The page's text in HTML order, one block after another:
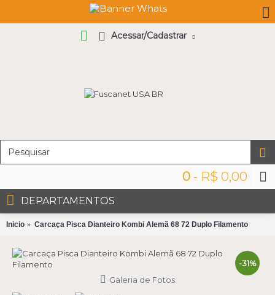
Acessar/Cadastrar
0 - R$ 0,00
DEPARTAMENTOS
Inicio Carcaça Pisca Dianteiro Kombi Alemã 68 72 Duplo Filamento
-31%
Galeria de Fotos